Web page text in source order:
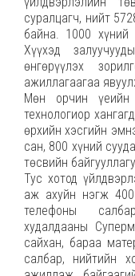
суралцагч, нийт
байна. 1000 хүний
Хүүхэд
өнгөрүүлэх
ажиллагаагаа
Мөн орчин үеийн
технологиор
өрхийн хэсгийн
сан, 800 хүний
төсвийн
Тус хотод
аж ахуйн нэгж
телефоны
худалдааны
сайхан, бараа
салбар, нийтийн